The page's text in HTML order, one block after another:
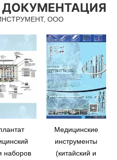
ООО
наборов
Медицинские
инструменты
(китайский и